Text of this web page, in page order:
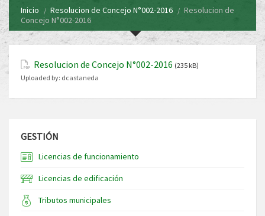
Inicio Resolucion de Concejo N°002-2016
Resolucion de
Concejo N°002-2016
Resolucion de Concejo N°002-2016 (235 kB)
Uploaded by: dcastaneda
GESTIÓN
Licencias de funcionamiento
Licencias de edificación
Tributos municipales